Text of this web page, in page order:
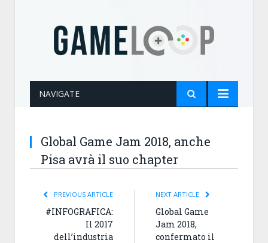
NAVIGATE
Global Game Jam 2018, anche
Pisa avrà il suo chapter
PREVIOUS ARTICLE
#INFOGRAFICA:
Il 2017
dell’industria
NEXT ARTICLE
Global Game
Jam 2018,
confermato il